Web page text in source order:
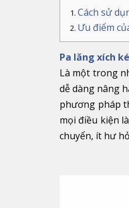
Cách sử
Ưu điểm
Pa lăng xích
Là một trong
dễ dàng nâng
phương pháp
mọi điều kiện
chuyển, ít hư